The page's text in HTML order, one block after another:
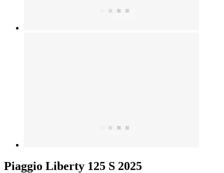
Piaggio Liberty 125 S 2025